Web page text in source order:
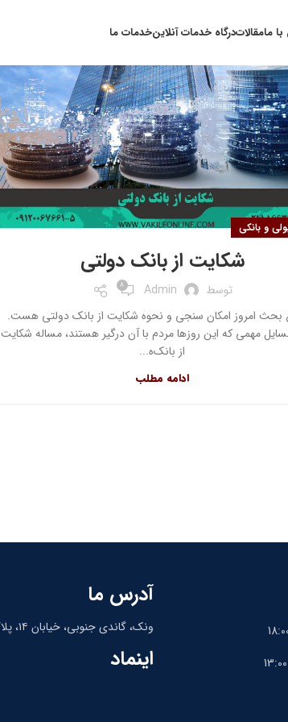
مامقالاتدرگاه خدمات آنلاینخدمات ما
و بانکی
شکایت از بانک دولتی
توسط Admin
8
امروز امکان سنجی و نحوه شکایت از بانک دولتی هست.
مهمی که این روزها مردم با آن درگیر هستند، مساله شکایت
از بانک‌ه...
ادامه مطلب
آدرس ما
ونک، گاندی جنوبی، خیابان ۱۴، پلاک ۱۴، واحد ۹
اینماد